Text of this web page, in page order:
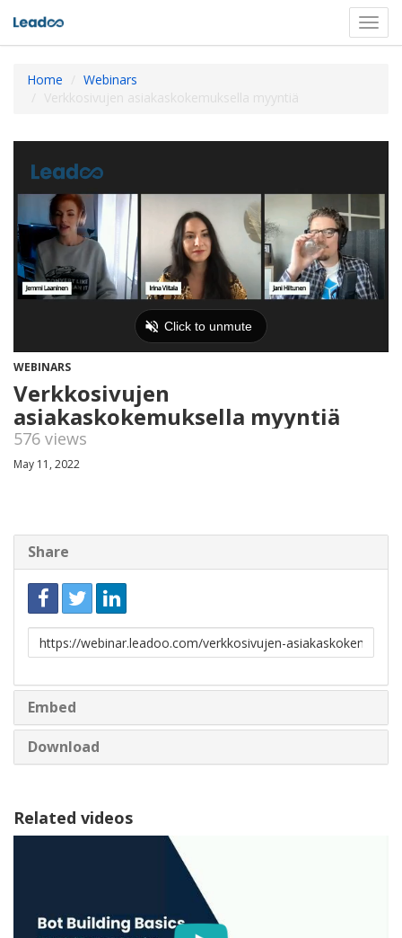
Home
Webinars
Verkkosivujen asiakaskokemuksella myyntiä
WEBINARS
Verkkosivujen
asiakaskokemuksella myyntiä
576 views
May 11, 2022
Share
Link
to
Embed
Download
Related videos